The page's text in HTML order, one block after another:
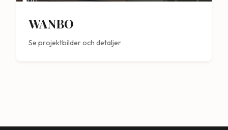
WANBO
Se projektbilder och detaljer